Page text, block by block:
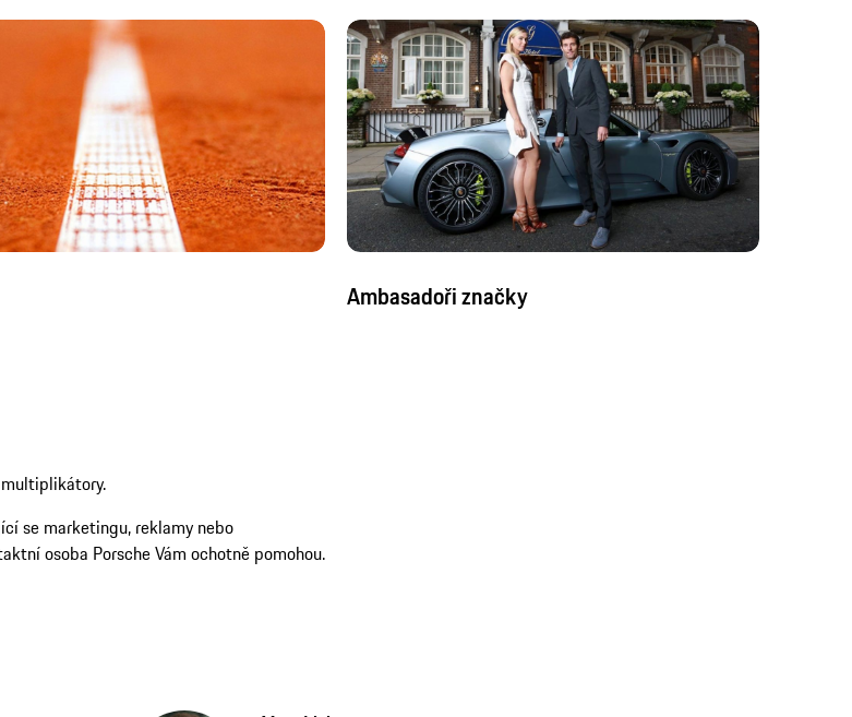
Ambasadoři značky
se marketingu, reklamy nebo
osoba Porsche Vám ochotně pomohou.